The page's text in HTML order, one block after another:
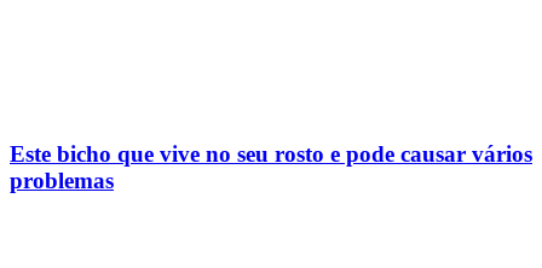
Este bicho que vive no seu rosto e pode causar vários
problemas